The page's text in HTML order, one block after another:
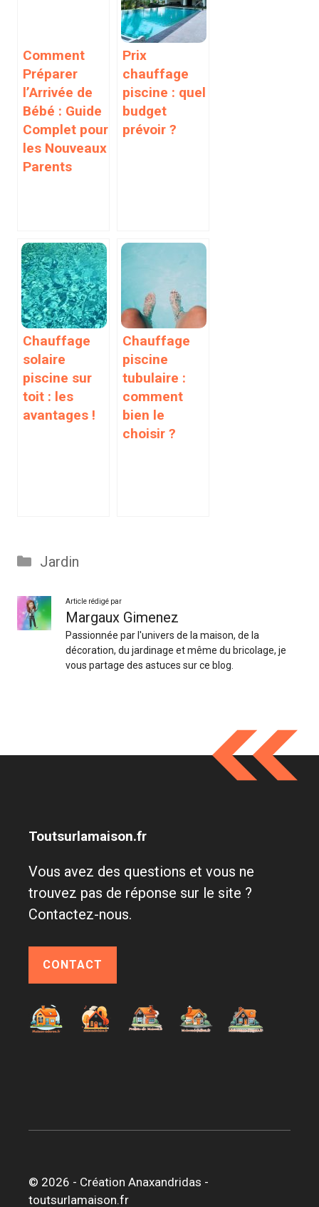
Comment
Préparer
l’Arrivée de
Bébé : Guide
Complet pour
les Nouveaux
Parents
Prix
chauffage
piscine : quel
budget
prévoir ?
Chauffage
solaire
piscine sur
toit : les
avantages !
Chauffage
piscine
tubulaire :
comment
bien le
choisir ?
Catégories
Jardin
Article rédigé par
Margaux Gimenez
Passionnée par l'univers de la maison, de la
décoration, du jardinage et même du bricolage, je
vous partage des astuces sur ce blog.
Toutsurlamaison.fr
Vous avez des questions et vous ne
trouvez pas de réponse sur le site ?
Contactez-nous.
CONTACT
© 2026 - Création Anaxandridas -
toutsurlamaison.fr